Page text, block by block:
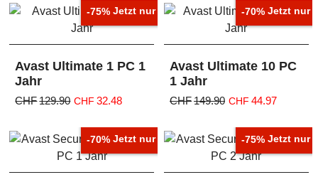
CHF23.56 excl. MWST
zzgl. Versand
CHF 30.50 excl. MWST
zzgl. Versand
-75% Jetzt nur
Avast Ultimate 1 PC 1
Jahr
CHF129.90 CHF 32.48
CHF30.05 excl. MWST
zzgl. Versand
-70% Jetzt nur
Avast Ultimate 10 PC
1 Jahr
CHF149.90 CHF 44.97
CHF41.60 excl. MWST
zzgl. Versand
-70% Jetzt nur -75% Jetzt nur